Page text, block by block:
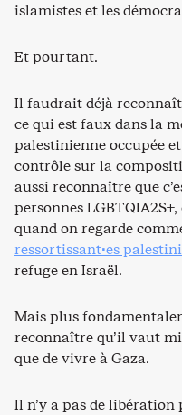
islamistes et les
Et pourtant.
Il faudrait déjà
ce qui est faux dans la
palestinienne occupée
contrôle sur la
aussi reconnaître que
personnes
quand on regarde
ressortissant·es
refuge en Israël.
Mais plus
reconnaître qu’il vaut
que de vivre à Gaza.
Il n’y a pas de libération